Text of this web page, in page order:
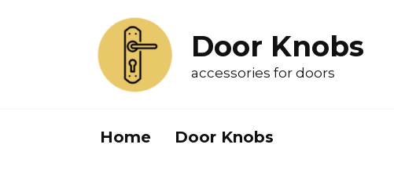
Door Knobs
accessories for doors
Home Door Knobs